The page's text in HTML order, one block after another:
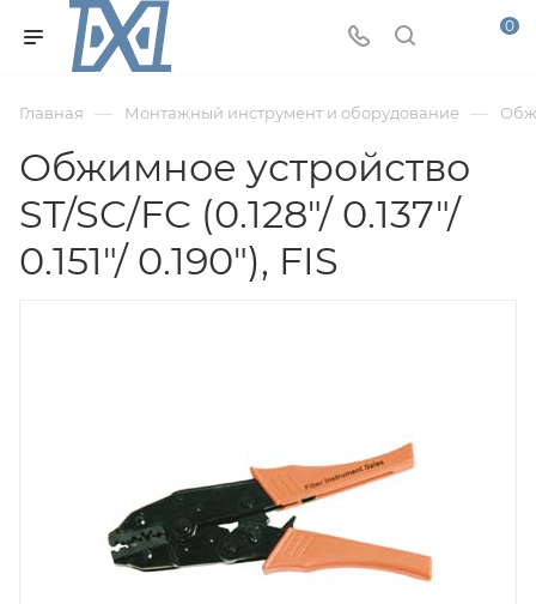
0
Главная — Монтажный инструмент и оборудование —
Обжимное устройство
ST/SC/FC (0.128"/ 0.137"/
0.151"/ 0.190"), FIS